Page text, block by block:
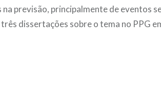
previsão, principalmente de eventos
dissertações sobre o tema no PPG